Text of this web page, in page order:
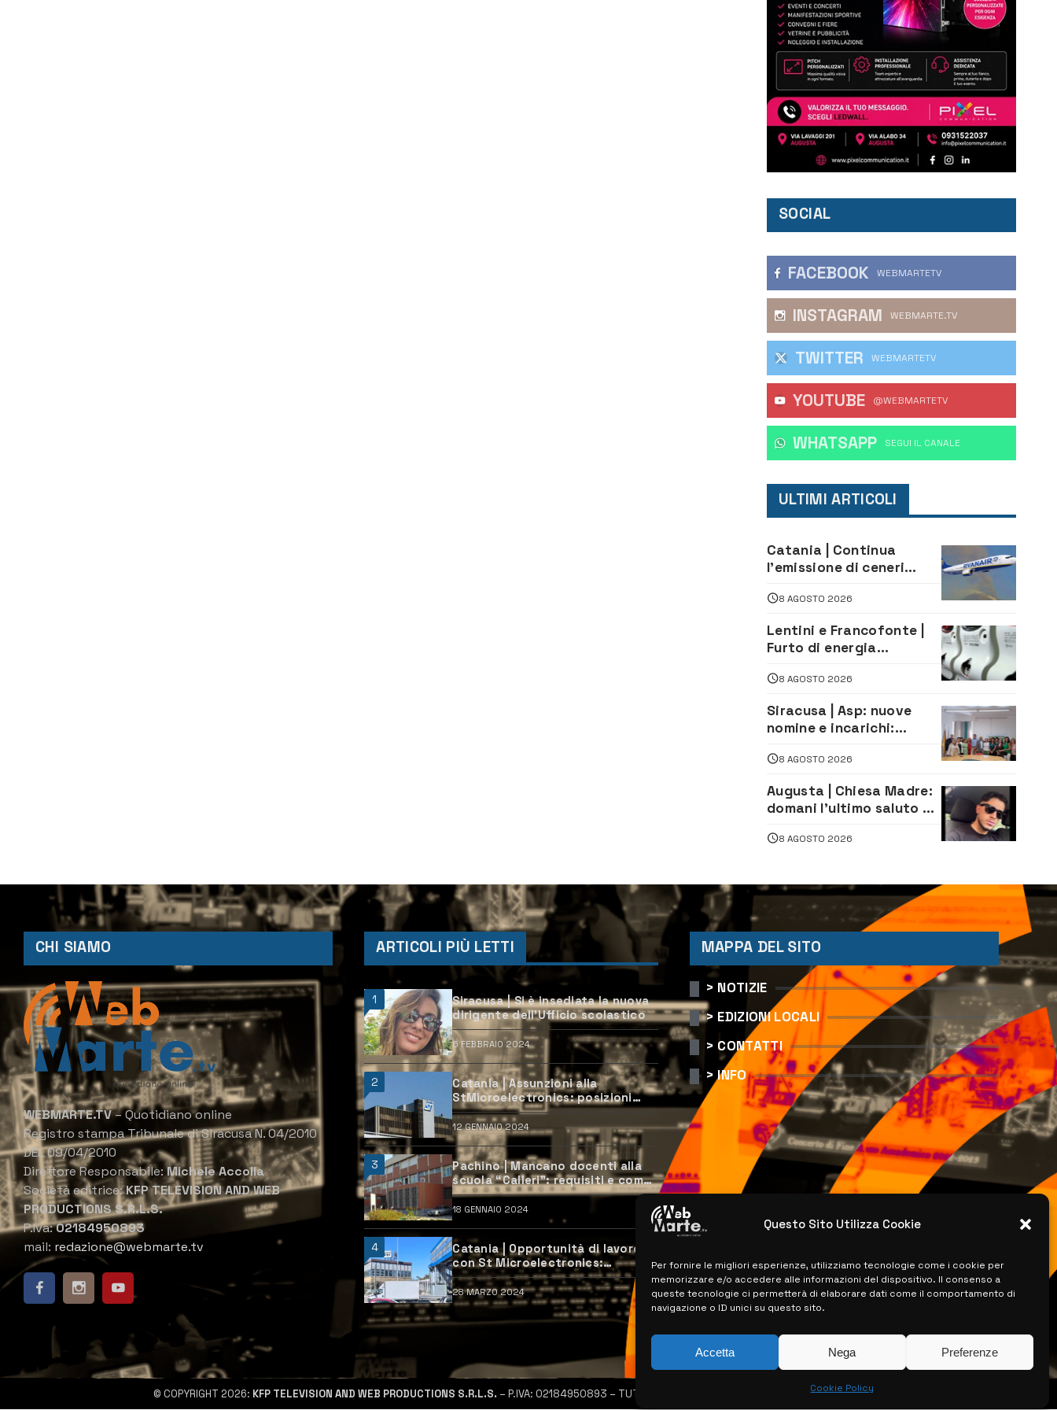
Questo Sito Utilizza Cookie
Per fornire le migliori esperienze, utilizziamo tecnologie come i cookie per
memorizzare e/o accedere alle informazioni del dispositivo. Il consenso a
queste tecnologie ci permetterà di elaborare dati come il comportamento di
navigazione o ID unici su questo sito.
Accetta Nega Preferenze
Cookie Policy
SOCIAL
FACEBOOK WEBMARTETV
INSTAGRAM WEBMARTE.TV
TWITTER WEBMARTETV
YOUTUBE @WEBMARTETV
WHATSAPP ‎SEGUI IL CANALE
ULTIMI ARTICOLI
Catania | Continua
l’emissione di ceneri
attività all’aeroporto di
8 AGOSTO 2026
Lentini e Francofonte |
Furto di energia
persone
8 AGOSTO 2026
Siracusa | Asp: nuove
nomine e incarichi:
di Sanità pubblica,
Matteliano al Servizio
Legale
8 AGOSTO 2026
Augusta | Chiesa Madre:
domani l’ultimo saluto ad
morto in un incidente
8 AGOSTO 2026
CHI SIAMO
WEBMARTE.TV– Quotidiano online
Registro stampa Tribunale di Siracusa N. 04/2010
DEL 09/04/2010
Direttore Responsabile:Michele Accolla
Società editrice:KFP TELEVISION AND WEB
PRODUCTIONS S.R.L.S.
P.Iva:02184950893
mail: redazione@webmarte.tv
ARTICOLI PIÙ LETTI
1
Siracusa | Si è insediata la nuova
dirigente dell’Ufficio scolastico
6 FEBBRAIO 2024
2
Catania | Assunzioni alla
StMicroelectronics: posizioni
aperte e come candidarsi
12 GENNAIO 2024
3
Pachino | Mancano docenti alla
scuola “Calleri”: requisiti e come
candidarsi
18 GENNAIO 2024
4
Catania | Opportunità di lavoro
con St Microelectronics:
centinaia di assunzioni previste
28 MARZO 2024
MAPPA DEL SITO
> NOTIZIE
> EDIZIONI LOCALI
> CONTATTI
> INFO
© COPYRIGHT 2026: KFP TELEVISION AND WEB PRODUCTIONS S.R.L.S. – P.IVA: 02184950893 – TUTTI I DIRITTI RISERVATI – CREATO DA LUIGI PITARI